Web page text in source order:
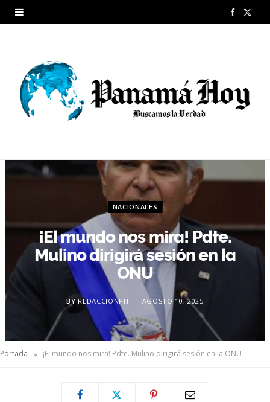
F
b
k e
)
NACIONALES
¡El mundo nos mira! Pdte.
Mulino dirigirá sesión en la
ONU
BY REDACCIONPH AGOSTO 10, 2025
Portada » ¡El mundo nos mira! Pdte. Mulino dirigirá sesión en la ONU